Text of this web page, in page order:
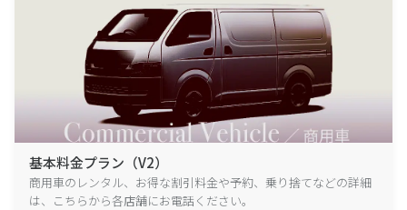
基本料金プラン（V2）
商用車のレンタル、お得な割引料金や予約、乗り捨てなどの詳細
は、こちらから各店舗にお電話ください。